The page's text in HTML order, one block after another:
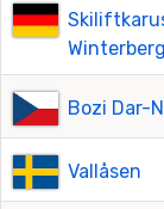
Winterberg
Bozi Dar-
Vallåsen